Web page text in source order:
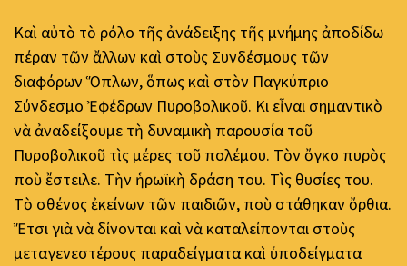
Καὶ αὐτὸ τὸ ρόλο τῆς ἀνάδειξης τῆς μνήμης ἀποδίδω
πέραν τῶν ἄλλων καὶ στοὺς Συνδέσμους τῶν
διαφόρων Ὅπλων, ὅπως καὶ στὸν Παγκύπριο
Σύνδεσμο Ἐφέδρων Πυροβολικοῦ. Κι εἶναι σημαντικὸ
νὰ ἀναδείξουμε τὴ δυναμικὴ παρουσία τοῦ
Πυροβολικοῦ τὶς μέρες τοῦ πολέμου. Τὸν ὄγκο πυρὸς
ποὺ ἔστειλε. Τὴν ἡρωϊκὴ δράση του. Τὶς θυσίες του.
Τὸ σθένος ἐκείνων τῶν παιδιῶν, ποὺ στάθηκαν ὄρθια.
Ἔτσι γιὰ νὰ δίνονται καὶ νὰ καταλείπονται στοὺς
μεταγενεστέρους παραδείγματα καὶ ὑποδείγματα